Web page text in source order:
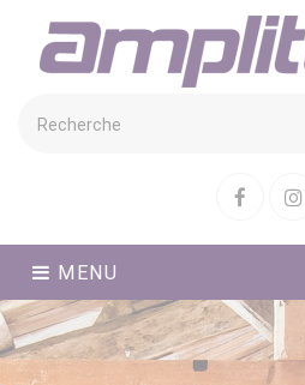
MENU
Cookies management panel